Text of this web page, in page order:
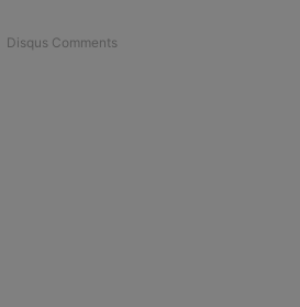
Disqus Comments